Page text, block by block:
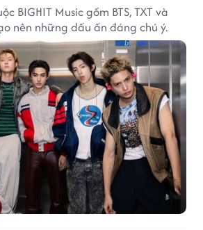
BIGHIT Music gồm BTS, TXT và
nên những dấu ấn đáng chú ý.